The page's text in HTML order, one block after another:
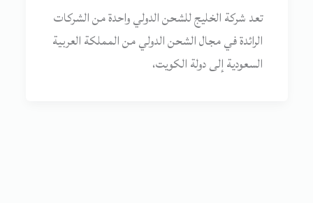
تعد شركة الخليج للشحن الدولي واحدة من الشركات
الرائدة في مجال الشحن الدولي من المملكة العربية
السعودية إلى دولة الكويت،